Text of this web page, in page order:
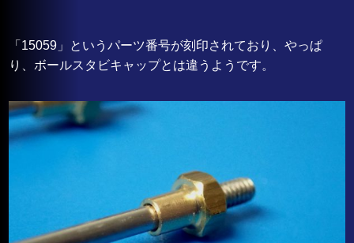
「15059」というパーツ番号が刻印されており、やっぱ
り、ボールスタビキャップとは違うようです。